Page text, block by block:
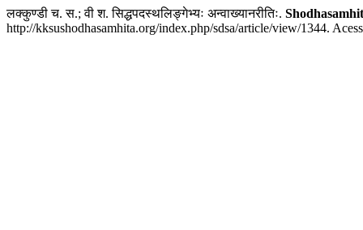
लक्कुण्डी च. स.; वी श. सिद्धपदस्थलिङ्गेभ्यः अन्वाख्यानरीतिः.
http://kksushodhasamhita.org/index.php/sdsa/article/view/1344.